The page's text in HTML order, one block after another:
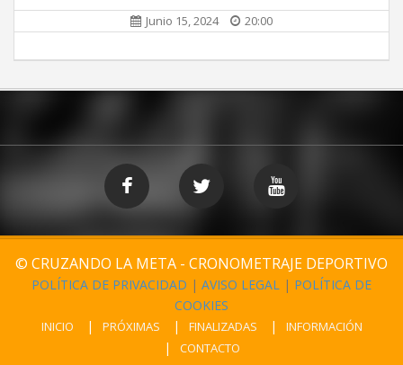
Junio 15, 2024 20:00
© CRUZANDO LA META - CRONOMETRAJE DEPORTIVO
POLÍTICA DE PRIVACIDAD | AVISO LEGAL | POLÍTICA DE
COOKIES
INICIO PRÓXIMAS FINALIZADAS
INFORMACIÓN
CONTACTO